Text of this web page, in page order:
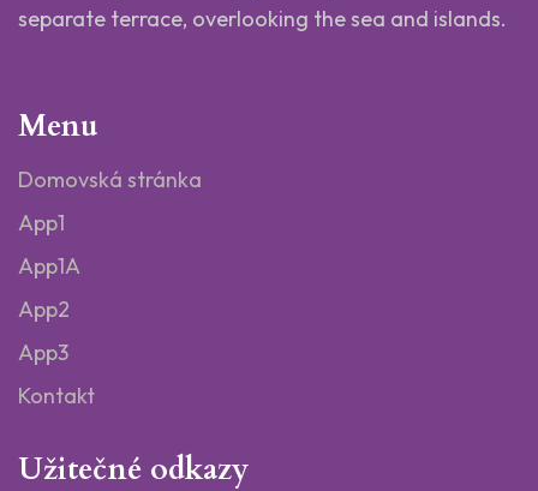
separate terrace, overlooking the sea and islands.
Menu
Domovská stránka
App1
App1A
App2
App3
Kontakt
Užitečné odkazy